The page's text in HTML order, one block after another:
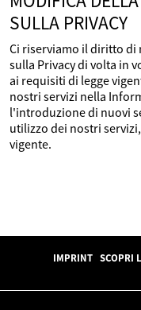
SULLA PRIVACY
Ci riserviamo il diritto di
sulla Privacy di volta in
ai requisiti di legge
nostri servizi nella
l'introduzione di nuovi
utilizzo dei nostri
vigente.
IMPRINT SCOPRI